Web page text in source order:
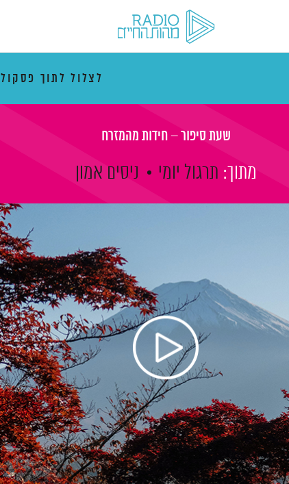
לצלול לתוך פסקול
שעת סיפור – חידות מהמזרח
מתוך: תרגול יומי ניסים אמון